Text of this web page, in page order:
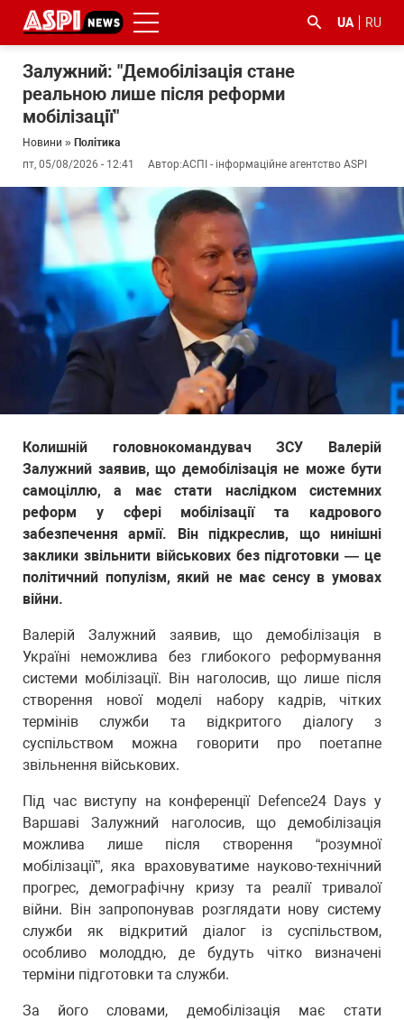
UA RU
Залужний: "Демобілізація стане
реальною лише після реформи
мобілізації"
Новини » Політика
пт, 05/08/2026 - 12:41
Автор:АСПІ - інформаційне агентство ASPI
Колишній головнокомандувач ЗСУ Валерій
Залужний заявив, що демобілізація не може бути
самоціллю, а має стати наслідком системних
реформ у сфері мобілізації та кадрового
забезпечення армії. Він підкреслив, що нинішні
заклики звільнити військових без підготовки — це
політичний популізм, який не має сенсу в умовах
війни.
Валерій Залужний заявив, що демобілізація в
Україні неможлива без глибокого реформування
системи мобілізації. Він наголосив, що лише після
створення нової моделі набору кадрів, чітких
термінів служби та відкритого діалогу з
суспільством можна говорити про поетапне
звільнення військових.
Під час виступу на конференції Defence24 Days у
Варшаві Залужний наголосив, що демобілізація
можлива лише після створення “розумної
мобілізації”, яка враховуватиме науково-технічний
прогрес, демографічну кризу та реалії тривалої
війни. Він запропонував розглядати нову систему
служби як відкритий діалог із суспільством,
особливо молоддю, де будуть чітко визначені
терміни підготовки та служби.
За його словами, демобілізація має стати
#боротьба
з
корупцією
#ДФС #Київ #коронавірус